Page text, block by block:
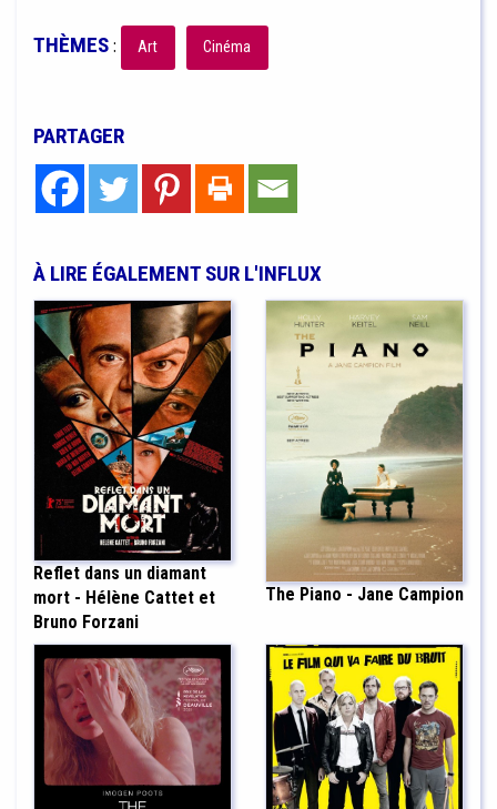
THÈMES: Art Cinéma
PARTAGER
À LIRE ÉGALEMENT SUR L'INFLUX
Reflet dans un diamant
mort - Hélène Cattet et
Bruno Forzani
The Piano - Jane Campion